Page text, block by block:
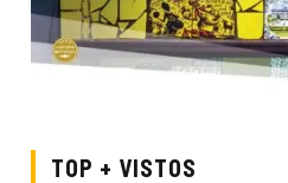
TOP + VISTOS